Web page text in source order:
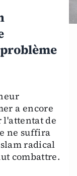
a encore
l'attentat de
ne suffira
radical
combattre.